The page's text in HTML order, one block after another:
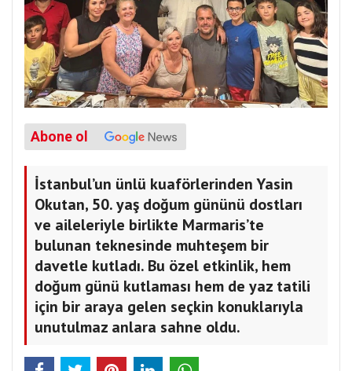
Abone ol
İstanbul’un ünlü kuaförlerinden Yasin
Okutan, 50. yaş doğum gününü dostları
ve aileleriyle birlikte Marmaris’te
bulunan teknesinde muhteşem bir
davetle kutladı. Bu özel etkinlik, hem
doğum günü kutlaması hem de yaz tatili
için bir araya gelen seçkin konuklarıyla
unutulmaz anlara sahne oldu.